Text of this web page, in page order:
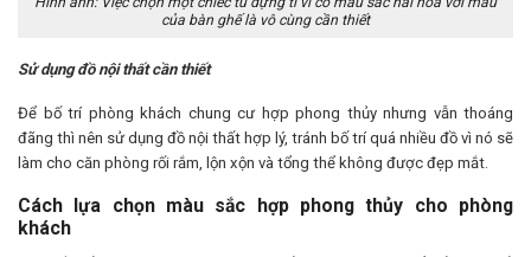
của bàn ghế là vô cùng cần thiết
Sử dụng đồ nội thất cần thiết
Để bố trí phòng khách chung cư hợp phong thủy nhưng vẫn thoáng
đãng thì nên sử dụng đồ nội thất hợp lý, tránh bố trí quá nhiều đồ vì nó sẽ
làm cho căn phòng rối rắm, lộn xộn và tổng thể không được đẹp mắt.
Cách lựa chọn màu sắc hợp phong thủy cho phòng
khách